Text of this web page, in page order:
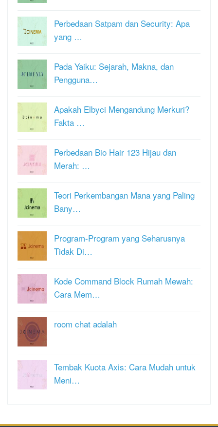
Perbedaan Satpam dan Security: Apa
yang …
Pada Yaiku: Sejarah, Makna, dan
Pengguna…
Apakah Elbyci Mengandung Merkuri?
Fakta …
Perbedaan Bio Hair 123 Hijau dan
Merah: …
Teori Perkembangan Mana yang Paling
Bany…
Program-Program yang Seharusnya
Tidak Di…
Kode Command Block Rumah Mewah:
Cara Mem…
room chat adalah
Tembak Kuota Axis: Cara Mudah untuk
Meni…